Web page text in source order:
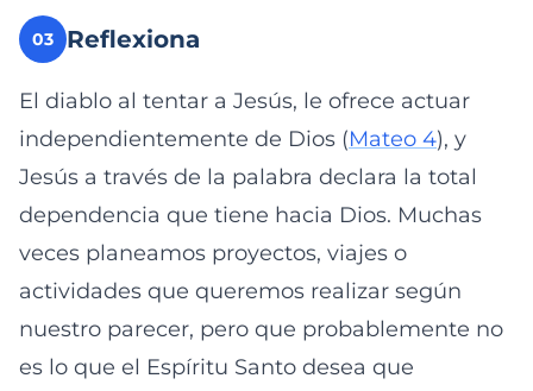
03 Reflexiona
El diablo al tentar a Jesús, le ofrece actuar
independientemente de Dios (Mateo 4), y
Jesús a través de la palabra declara la total
dependencia que tiene hacia Dios. Muchas
veces planeamos proyectos, viajes o
actividades que queremos realizar según
nuestro parecer, pero que probablemente no
es lo que el Espíritu Santo desea que